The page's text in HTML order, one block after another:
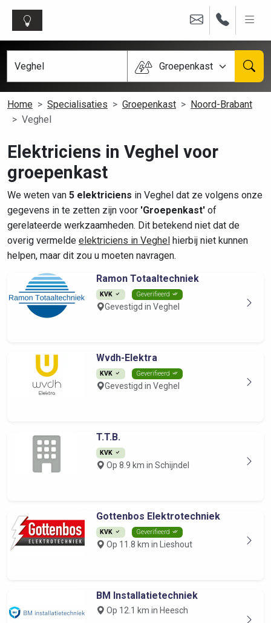
Groepenkast
Home Specialisaties Groepenkast
Noord-Brabant
Veghel
Elektriciens in Veghel voor
groepenkast
We weten van 5 elektriciens in Veghel dat ze volgens onze
gegevens in te zetten zijn voor 'Groepenkast' of
gerelateerde werkzaamheden. Dit betekend niet dat de
overig vermelde elektriciens in Veghel hierbij niet kunnen
helpen, maar dit zou u moeten navragen.
Ramon Totaaltechniek
KVK Geverifieerd
Gevestigd in Veghel
Wvdh-Elektra
KVK Geverifieerd
Gevestigd in Veghel
T.T.B.
KVK
Op 8.9 km in Schijndel
Gottenbos Elektrotechniek
KVK Geverifieerd
Op 11.8 km in Lieshout
BM Installatietechniek
Op 12.1 km in Heesch